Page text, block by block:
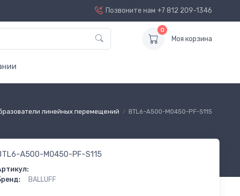
Позвоните нам +7 812 209-1346
0
Моя корзина
линейных перемещений BTL6-A500-M0450-PF-S115
A500-M0450-PF-S115
BALLUFF